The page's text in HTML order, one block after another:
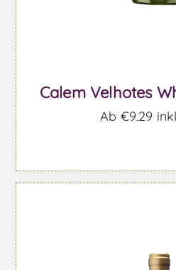
Calem Velhotes
Ab €9,29